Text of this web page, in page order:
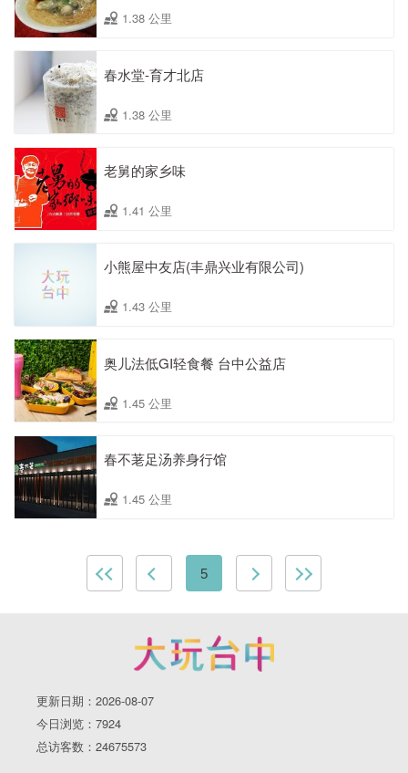
1.38 公里
春水堂-育才北店
1.38 公里
老舅的家乡味
1.41 公里
小熊屋中友店(丰鼎兴业有限公司)
1.43 公里
奥儿法低GI轻食餐 台中公益店
1.45 公里
春不荖足汤养身行馆
1.45 公里
5
更新日期：2026-08-07
今日浏览：7924
总访客数：24675573